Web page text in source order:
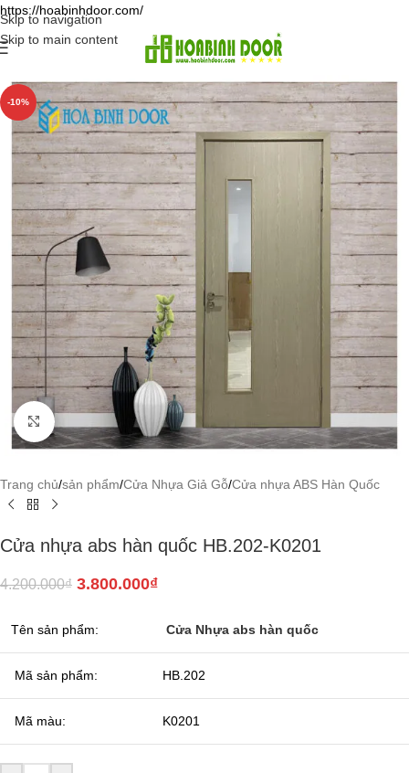
https://hoabinhdoor.com/
Skip to navigation
Skip to main content
-10%
Click to enlarge
Trang chủ/sản phẩm/Cửa Nhựa Giả Gỗ/Cửa nhựa ABS Hàn Quốc
Cửa nhựa abs hàn quốc HB.202-K0201
4.200.000₫ 3.800.000₫
Tên sản phẩm: Cửa Nhựa abs hàn quốc
Mã sản phẩm: HB.202
Mã màu: K0201